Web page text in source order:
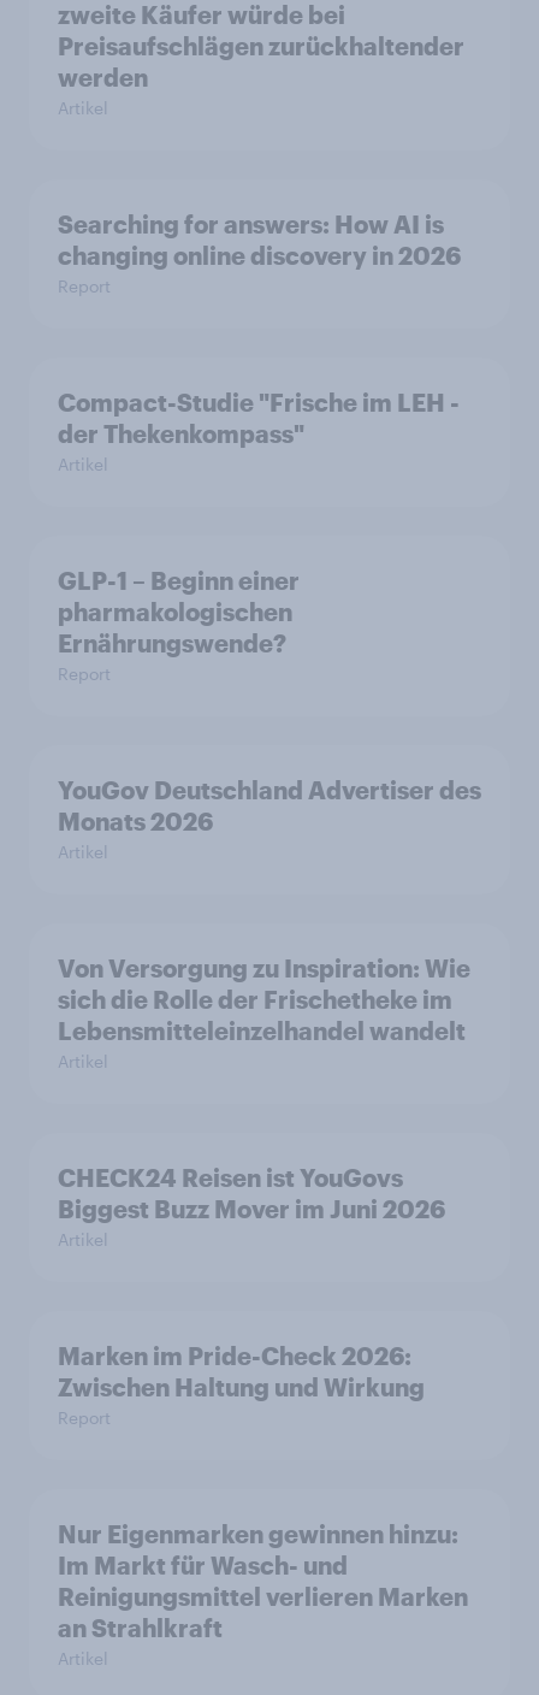
zweite Käufer würde bei
Preisaufschlägen zurückhaltender
werden
Artikel
Searching for answers: How AI is
changing online discovery in 2026
Report
Compact-Studie "Frische im LEH -
der Thekenkompass"
Artikel
GLP-1 – Beginn einer
pharmakologischen
Ernährungswende?
Report
YouGov Deutschland Advertiser des
Monats 2026
Artikel
Von Versorgung zu Inspiration: Wie
sich die Rolle der Frischetheke im
Lebensmitteleinzelhandel wandelt
Artikel
CHECK24 Reisen ist YouGovs
Biggest Buzz Mover im Juni 2026
Artikel
Marken im Pride-Check 2026:
Zwischen Haltung und Wirkung
Report
Nur Eigenmarken gewinnen hinzu:
Im Markt für Wasch- und
Reinigungsmittel verlieren Marken
an Strahlkraft
Artikel